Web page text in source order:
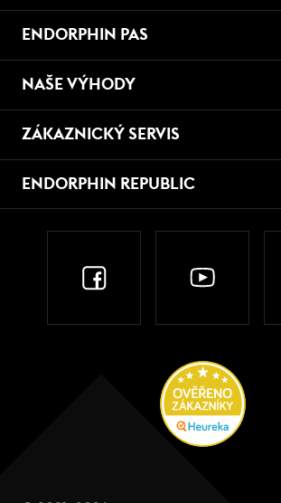
ENDORPHIN PAS
NAŠE VÝHODY
ZÁKAZNICKÝ SERVIS
ENDORPHIN REPUBLIC